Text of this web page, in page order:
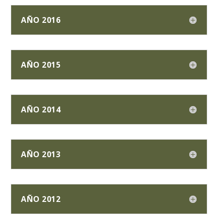
AÑO 2016
AÑO 2015
AÑO 2014
AÑO 2013
AÑO 2012